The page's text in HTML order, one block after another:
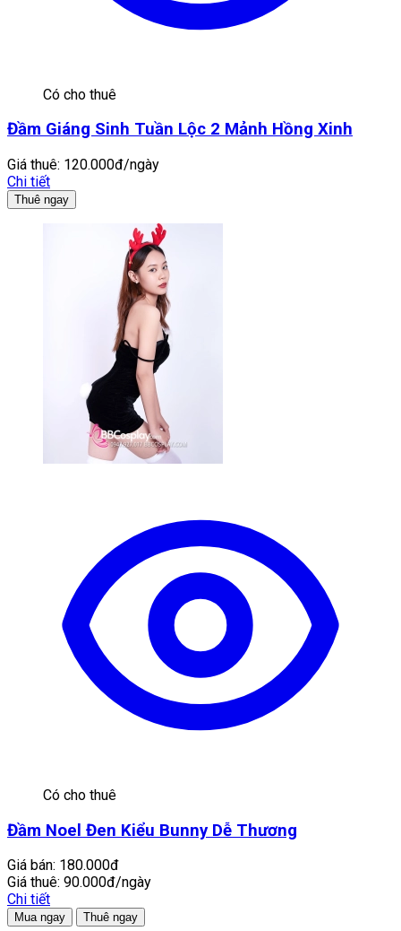
Có cho thuê
Đầm Giáng Sinh Tuần Lộc 2 Mảnh Hồng Xinh
Giá thuê: 120.000đ/ngày
Chi tiết
Thuê ngay
Có cho thuê
Đầm Noel Đen Kiểu Bunny Dễ Thương
Giá bán: 180.000đ
Giá thuê: 90.000đ/ngày
Chi tiết
Mua ngay Thuê ngay